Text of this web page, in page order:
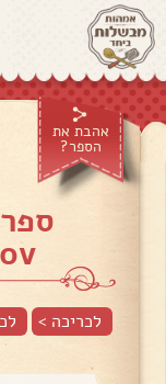
אהבת את
הספר?
לכריכה >